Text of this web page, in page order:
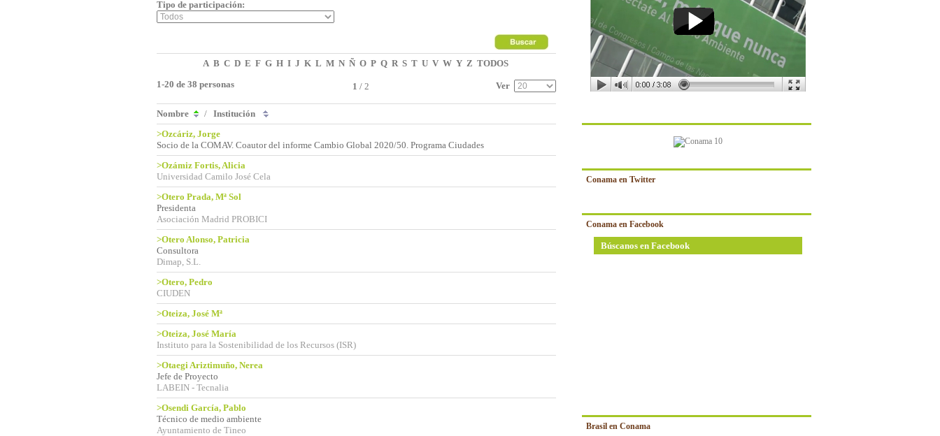
Conama en Twitter
Conama en Facebook
Búscanos en Facebook
Brasil en Conama
Tipo de participación:
A B C D E F G H I J K L M N Ñ O P Q R S T U V W Y Z TODOS
1-20 de 38 personas
1 / 2 Ver
Nombre / Institución
>Ozcáriz, Jorge
Socio de la COMAV. Coautor del informe Cambio Global 2020/50. Programa Ciudades
>Ozámiz Fortis, Alicia
Universidad Camilo José Cela
>Otero Prada, Mª Sol
Presidenta
Asociación Madrid PROBICI
>Otero Alonso, Patricia
Consultora
Dimap, S.L.
>Otero, Pedro
CIUDEN
>Oteiza, José Mª
>Oteiza, José María
Instituto para la Sostenibilidad de los Recursos (ISR)
>Otaegi Ariztimuño, Nerea
Jefe de Proyecto
LABEIN - Tecnalia
>Osendi García, Pablo
Técnico de medio ambiente
Ayuntamiento de Tineo